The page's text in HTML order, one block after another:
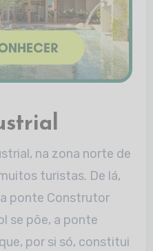
na zona norte de
turistas. De lá,
ponte Construtor
se põe, a ponte
por si só, constitui